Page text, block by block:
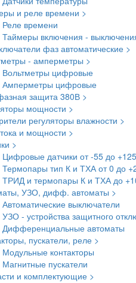
и реле времени >
Реле времени
Таймеры включения -
фаз автоматические >
- амперметры >
Вольтметры цифровые
Амперметры цифровые
защита 380В >
мощности >
регуляторы влажности >
и мощности >
>
Цифровые датчики от -55 до
Термопары тип К и ТХА от 0 до
ТРИД и термопары К и ТХА до
УЗО, дифф. автоматы >
Автоматические выключатели
УЗО - устройства защитного
Дифференциальные автоматы
пускатели, реле >
Модульные контакторы
Магнитные пускатели
и комплектующие >